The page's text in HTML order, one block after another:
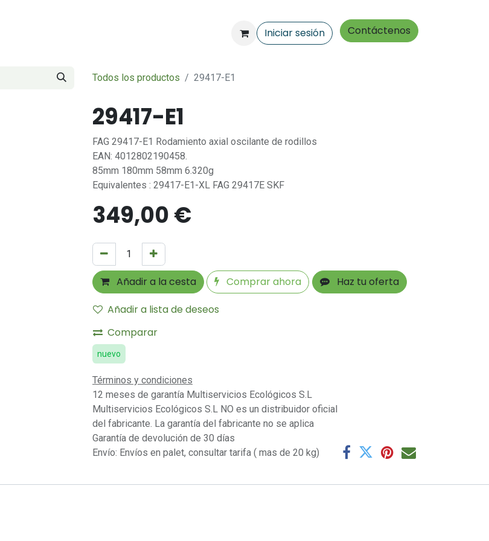
Iniciar sesión Contáctenos
Todos los productos 29417-E1
29417-E1
FAG 29417-E1 Rodamiento axial oscilante de rodillos
EAN: 4012802190458.
85mm 180mm 58mm 6.320g
Equivalentes : 29417-E1-XL FAG 29417E SKF
349,00€
Añadir a la cesta Comprar ahora
Haz tu oferta
Añadir a lista de deseos
Comparar
nuevo
Términos y condiciones
12 meses de garantía Multiservicios Ecológicos S.L
Multiservicios Ecológicos S.L NO es un distribuidor oficial
del fabricante. La garantía del fabricante no se aplica
Garantía de devolución de 30 días
Envío: Envíos en palet, consultar tarifa ( mas de 20 kg)